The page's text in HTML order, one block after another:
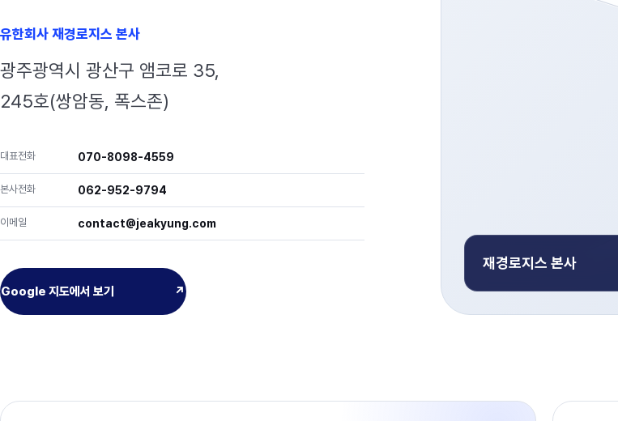
유한회사 재경로지스 본사
광주광역시 광산구 앰코로 35,
245호(쌍암동, 폭스존)
대표전화 070-8098-4559
본사전화 062-952-9794
이메일 contact@jeakyung.com
Google 지도에서 보기 ↗
재경로지스 본사